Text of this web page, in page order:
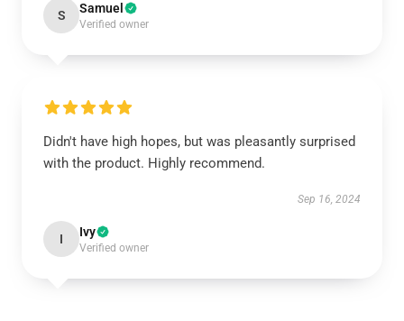
S Samuel
Verified owner
Didn't have high hopes, but was pleasantly surprised
with the product. Highly recommend.
Sep 16, 2024
I Ivy
Verified owner